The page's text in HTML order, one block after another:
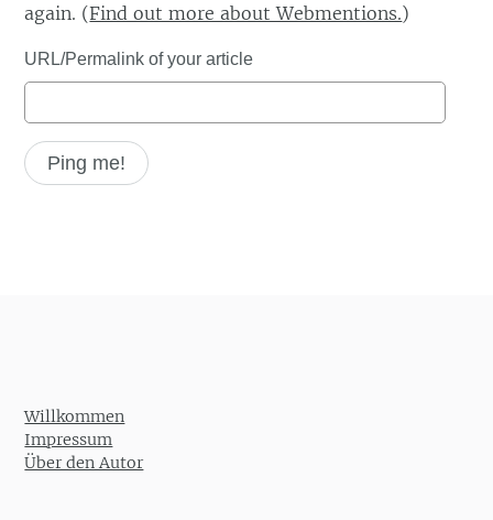
again. (Find out more about Webmentions.)
URL/Permalink of your article
Willkommen
Impressum
Über den Autor